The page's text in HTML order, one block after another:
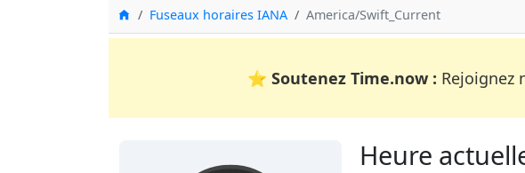
Accueil
Fuseaux horaires IANA America/Swift_Current
⭐ Soutenez Time.now : Rejoignez
Heure